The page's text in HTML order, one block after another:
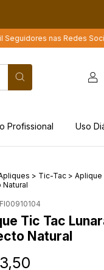
nas Redes Sociais
Profissional Uso
> Tic-Tac > Aplique
Tic Tac
Natural